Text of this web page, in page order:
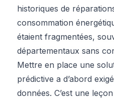
historiques de
consommation
étaient fragmentées,
départementaux sans
Mettre en place une
prédictive a d’abord
données. C’est une